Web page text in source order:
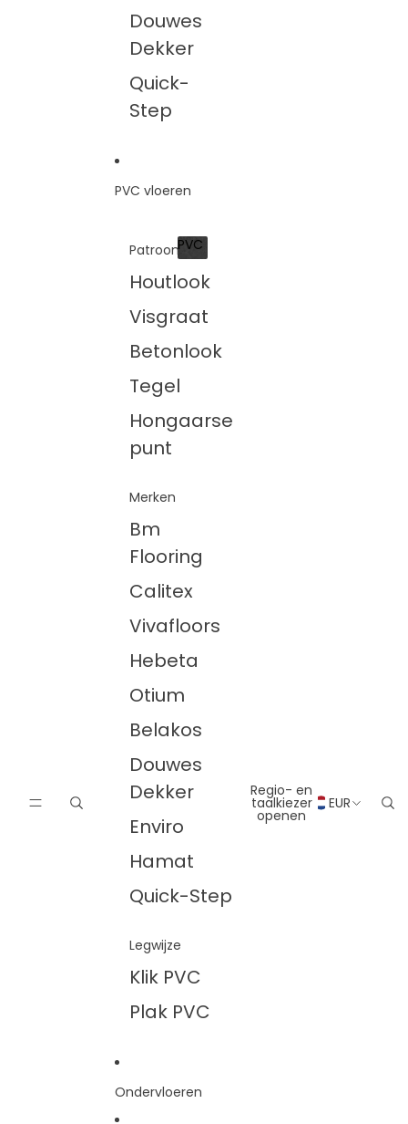
Douwes
Dekker
Quick-
Step
PVC vloeren
Patroon
Houtlook
Visgraat
Betonlook
Tegel
Hongaarse
punt
Merken
Bm
Flooring
Calitex
Vivafloors
Hebeta
Otium
Belakos
Douwes
Dekker
Enviro
Hamat
Quick-Step
Legwijze
Klik PVC
Plak PVC
PVC
PVC
Ondervloeren
Regio- en
taalkiezer
openen
EUR